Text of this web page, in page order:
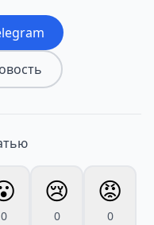
0
😢
0
😡
0